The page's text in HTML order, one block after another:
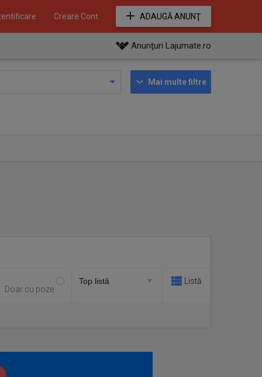
Creare Cont ADAUGĂ ANUNŢ
Anunţuri Lajumate.ro
Mai multe filtre
Doar cu poze
Listă